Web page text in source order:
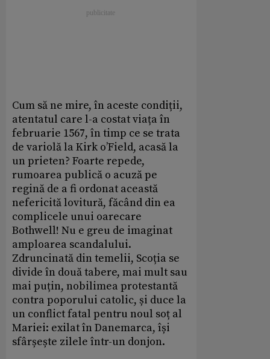
Cum să ne mire, în aceste condiții,
atentatul care l-a costat viața în
februarie 1567, în timp ce se trata
de variolă la Kirk o’Field, acasă la
un prieten? Foarte repede,
rumoarea publică o acuză pe
regină de a fi ordonat această
nefericită lovitură, făcând din ea
complicele unui oarecare
Bothwell! Nu e greu de imaginat
amploarea scandalului.
Zdruncinată din temelii, Scoția se
divide în două tabere, mai mult sau
mai puțin, nobilimea protestantă
contra poporului catolic, și duce la
un conflict fatal pentru noul soț al
Mariei: exilat în Danemarca, își
sfârșește zilele într-un donjon.